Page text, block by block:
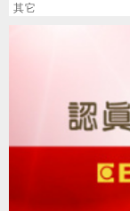
購」空窗期
其它